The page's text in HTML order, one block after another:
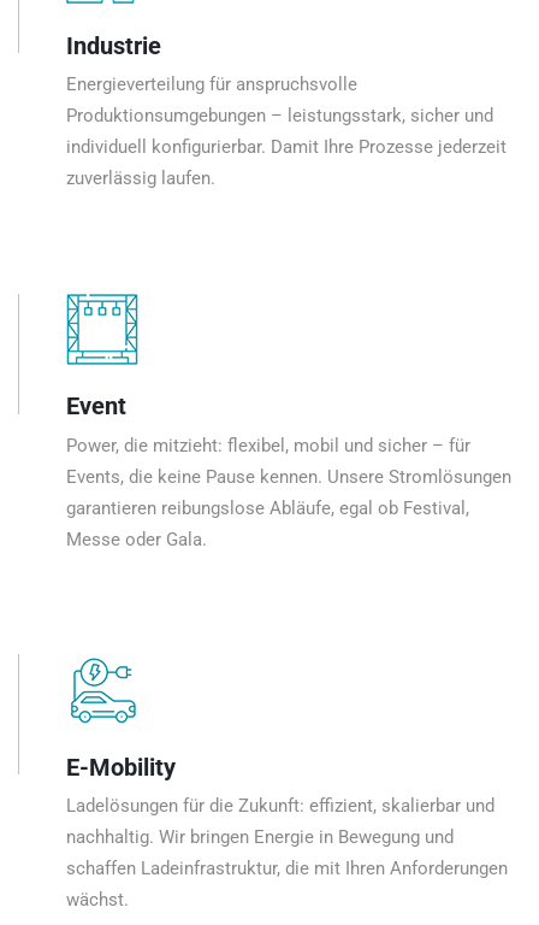
Industrie
Energieverteilung für anspruchsvolle
Produktionsumgebungen – leistungsstark, sicher und
individuell konfigurierbar. Damit Ihre Prozesse jederzeit
zuverlässig laufen.
Event
Power, die mitzieht: flexibel, mobil und sicher – für
Events, die keine Pause kennen. Unsere Stromlösungen
garantieren reibungslose Abläufe, egal ob Festival,
Messe oder Gala.
E-Mobility
Ladelösungen für die Zukunft: effizient, skalierbar und
nachhaltig. Wir bringen Energie in Bewegung und
schaffen Ladeinfrastruktur, die mit Ihren Anforderungen
wächst.